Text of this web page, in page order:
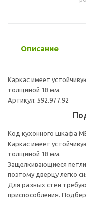
Описание
Каркас имеет
толщиной 18 мм.
Артикул: 592.977.92
Код кухонного шкафа
Каркас имеет
толщиной 18 мм.
Защелкивающиеся
поэтому дверцу легко
Для разных стен
приспособления.